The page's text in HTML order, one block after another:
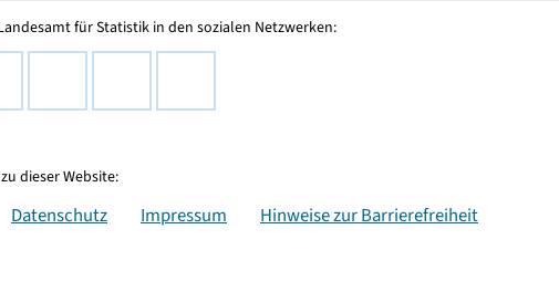
für Statistik in den sozialen Netzwerken:
dieser Website:
Datenschutz Impressum Hinweise zur Barrierefreiheit